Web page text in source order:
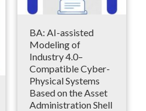
BA: AI-assisted
Modeling of
Industry 4.0–
Compatible Cyber-
Physical Systems
Based on the Asset
Administration Shell